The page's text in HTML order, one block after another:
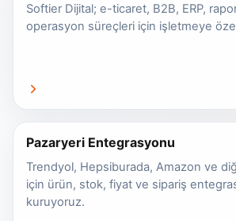
Softier Dijital; e-ticaret, B2B, ERP,
operasyon süreçleri için işletmeye özel
Pazaryeri Entegrasyonu
Trendyol, Hepsiburada, Amazon ve
için ürün, stok, fiyat ve sipariş
kuruyoruz.